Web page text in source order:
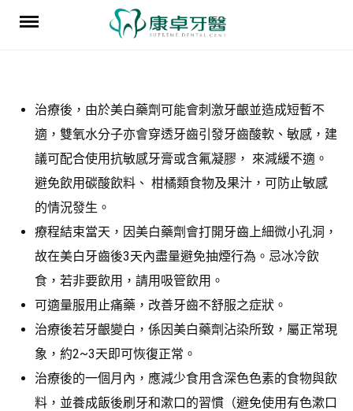
Skip
治療後，由於美白藥劑可能會刺激牙齦並造成短暫不
適，雙氧水分子亦會穿透牙齒引發牙齒酸軟、敏感，建
議可配合使用抗敏感牙膏或含氟凝膠， 來減緩不適。
避免飲用碳酸飲料、 柑橘類食物及果汁，可防止敏感
的情況發生。
療程結束當天，因美白藥劑會打開牙齒上細微小孔洞，
故在美白牙齒後3天內盡量避免抽煙行為。忌冰冷飲
食，若非要飲用，請用吸管飲用。
可適量服用止痛藥，改善牙齒不舒服之症狀。
治療後若牙齦變白，係因美白藥劑沾染所致，屬正常現
象，約2~3天即可恢復正常。
治療後的一個月內，應減少食用含深色色素的食物與飲
料，並養成飯後刷牙和漱口的習慣（避免使用有色漱口